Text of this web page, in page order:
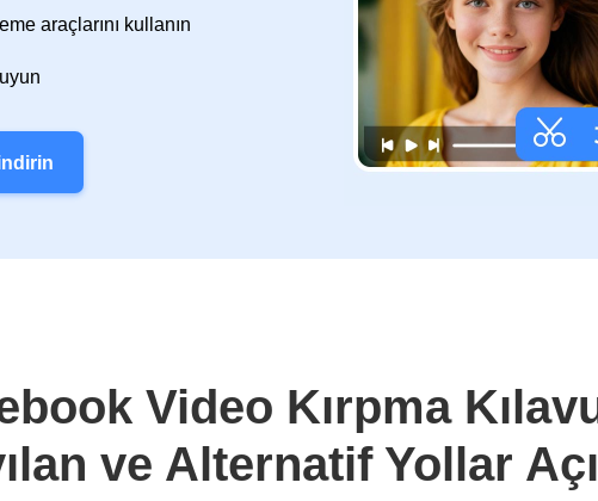
araçlarını kullanın
Video Kırpma
ve Alternatif Yollar